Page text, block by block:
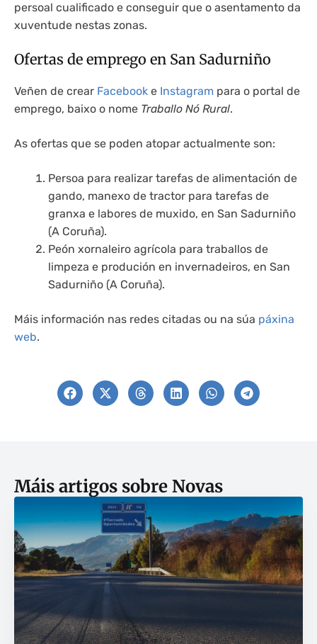
persoal cualificado e conseguir que o asentamento da
xuventude nestas zonas.
Ofertas de emprego en San Sadurniño
Veñen de crear Facebook e Instagram para o portal de
emprego, baixo o nome Traballo Nó Rural.
As ofertas que se poden atopar actualmente son:
Persoa para realizar tarefas de alimentación de
gando, manexo de tractor para tarefas de
granxa e labores de muxido, en San Sadurniño
(A Coruña).
Peón xornaleiro agrícola para traballos de
limpeza e produción en invernadeiros, en San
Sadurniño (A Coruña).
Máis información nas redes citadas ou na súa páxina
web.
Máis artigos sobreNovas